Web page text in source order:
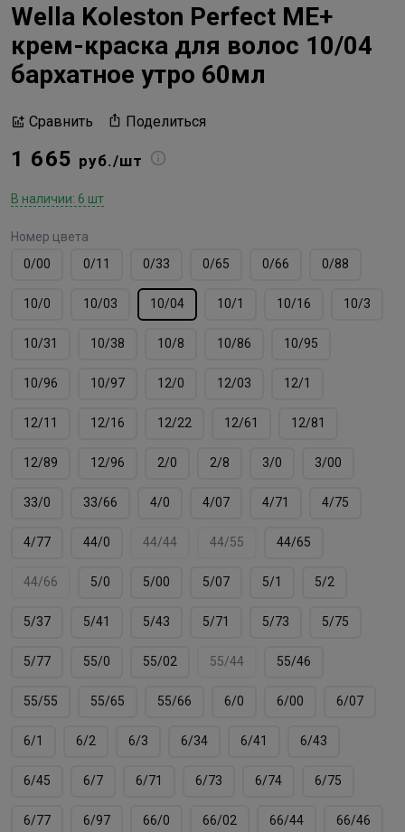
Wella Koleston Perfect ME+
крем-краска для волос 10/04
бархатное утро 60мл
Сравнить Поделиться
1 665 руб./шт
В наличии: 6 шт
Номер цвета
0/00
0/11 0/33 0/65 0/66 0/88
10/0 10/03 10/04 10/1 10/16 10/3
10/31 10/38 10/8 10/86 10/95
10/96 10/97 12/0 12/03 12/1
12/11 12/16 12/22 12/61 12/81
12/89 12/96 2/0 2/8 3/0 3/00
33/0 33/66 4/0 4/07 4/71 4/75
4/77 44/0 44/44 44/55 44/65
44/66 5/0 5/00 5/07 5/1 5/2
5/37 5/41 5/43 5/71 5/73 5/75
5/77 55/0 55/02 55/44 55/46
55/55 55/65 55/66 6/0 6/00 6/07
6/1 6/2 6/3 6/34 6/41 6/43
6/45 6/7 6/71 6/73 6/74 6/75
6/77 6/97 66/0 66/02 66/44 66/46